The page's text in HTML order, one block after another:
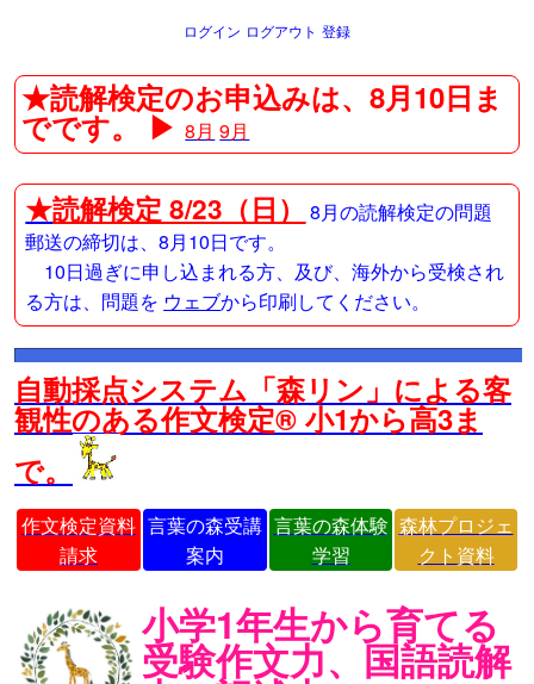
ログイン ログアウト 登録
★読解検定のお申込みは、8月10日ま
でです。 ▶8月 9月
★読解検定 8/23（日）
8月の読解検定の問題
郵送の締切は、8月10日です。
10日過ぎに申し込まれる方、及び、海外から受検され
る方は、問題を ウェブから印刷してください。
自動採点システム「森リン」による客
観性のある作文検定® 小1から高3ま
で。
作文検定資料
請求
言葉の森受講
案内
言葉の森体験
学習
森林プロジェ
クト資料
小学1年生から育てる
受験作文力、国語読解